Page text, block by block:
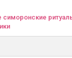
симоронские